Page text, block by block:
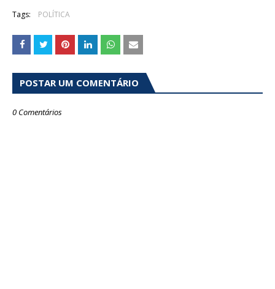
Tags: POLÍTICA
POSTAR UM COMENTÁRIO
0 Comentários